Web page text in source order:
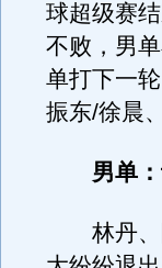
球超级赛
不败，男
单打下一
振东/徐晨
男单：
林丹、